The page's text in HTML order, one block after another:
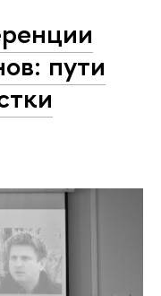
пути